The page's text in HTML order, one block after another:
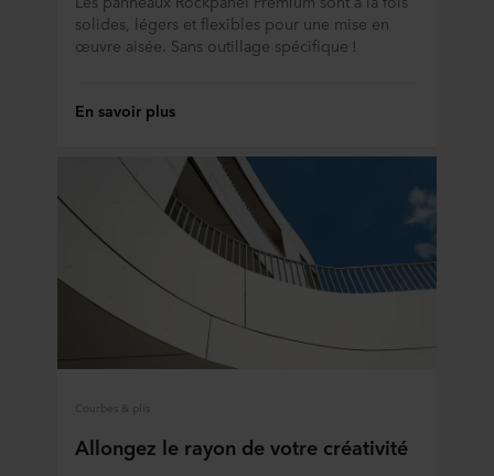
solides, légers et flexibles pour une mise en
œuvre aisée. Sans outillage spécifique !
En savoir plus
Courbes & plis
Allongez le rayon de votre créativité